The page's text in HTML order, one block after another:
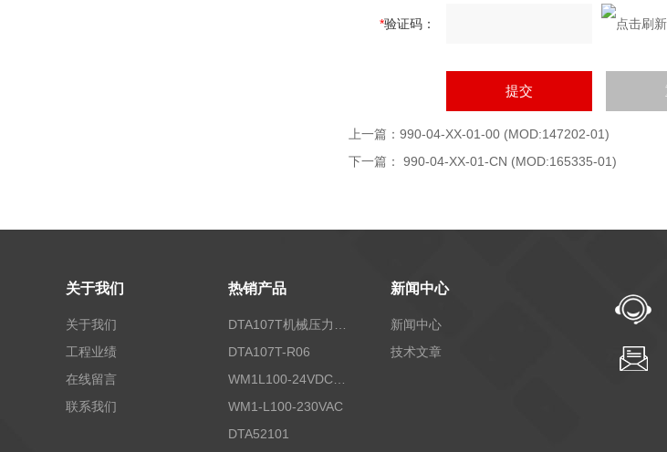
*验证码：
上一篇： 990-04-XX-01-00 (MOD:147202-01)
下一篇： 990-04-XX-01-CN (MOD:165335-01)
关于我们
关于我们
工程业绩
在线留言
联系我们
热销产品
DTA107T-R06
WM1-L100-230VAC
DTA52101
新闻中心
新闻中心
技术文章